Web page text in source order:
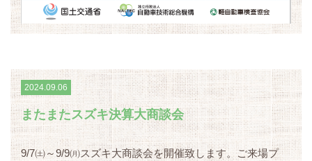
2024.09.06
またまたスズキ決算大商談会
9/7㈯～9/9㈪スズキ大商談会を開催致します。ご来場プ